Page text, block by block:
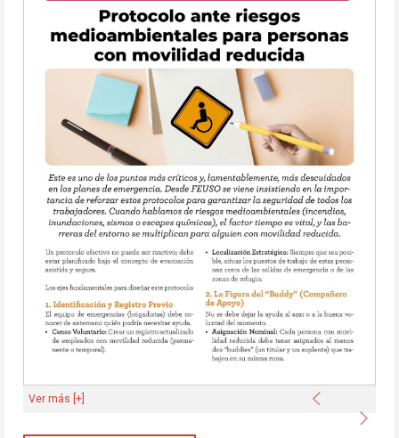
Anterior
Ver más [+]